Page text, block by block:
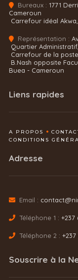
Bureaux : 1771
Cameroun
Carrefour idéal
Représentation :
Quartier
Carrefour de la
B.Nash opposite
Buea - Cameroun
Liens rapides
A PROPOS
CONDITIONS
Adresse
Email :
Téléphone 1 : +237
Téléphone 2 : +237
Souscrire à la